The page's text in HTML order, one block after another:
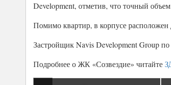
Development, отметив, что точный
Помимо квартир, в корпусе расположен
Застройщик Navis Development Group по
Подробнее о ЖК «Созвездие» читайте